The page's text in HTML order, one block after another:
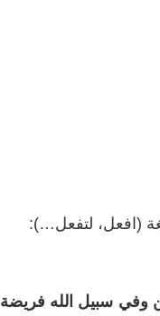
(افعل، لتفعل…):
وفي سبيل الله فريضة